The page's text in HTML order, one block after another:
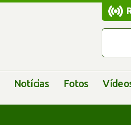
Notícias Fotos